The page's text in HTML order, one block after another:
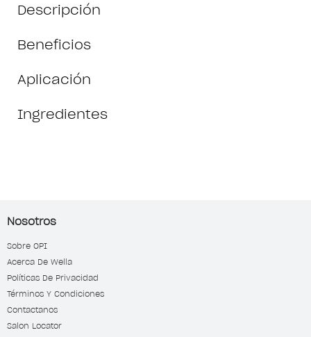
Descripción
Beneficios
Aplicación
Ingredientes
Nosotros
Sobre OPI
Acerca De Wella
Políticas De Privacidad
Términos Y Condiciones
Contactanos
Salon Locator